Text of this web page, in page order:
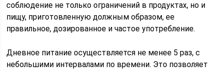
соблюдение не только ограничений в продуктах, но и
пищу, приготовленную должным образом, ее
правильное, дозированное и частое употребление.
Дневное питание осуществляется не менее 5 раз, с
небольшими интервалами по времени. Это позволяет